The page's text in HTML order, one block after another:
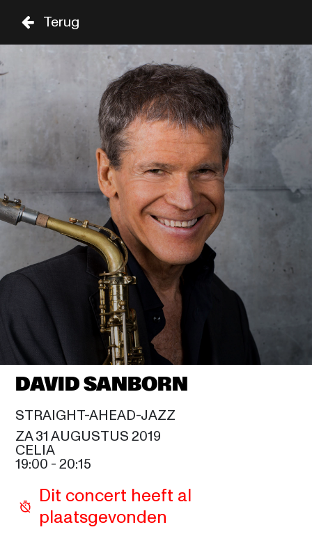
DO ZA
31 AUG
GENRE A-Z
SHOWS TOT 20:00
DAVID SANBORN
CELIA
19:00
THIRD WORLD
SIR DUKE
19:00
SHOWS VANAF 20:00
MARIAH CAREY
SAM COOKE
ALOE BLACC
SIR DUKE
GLADYS KNIGHT
CELIA
SAM COOKE
NICKY JAM
Terug
DAVID SANBORN
STRAIGHT-AHEAD-JAZZ
ZA 31 AUGUSTUS 2019
CELIA
19:00 - 20:15
Dit concert heeft al
plaatsgevonden